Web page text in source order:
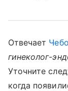
Отвечает
гинеколог-
Уточните
когда